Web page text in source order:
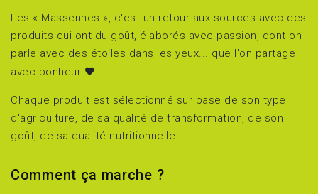
Les « Massennes », c'est un retour aux sources avec des
produits qui ont du goût, élaborés avec passion, dont on
parle avec des étoiles dans les yeux... que l'on partage
avec bonheur
Chaque produit est sélectionné sur base de son type
d'agriculture, de sa qualité de transformation, de son
goût, de sa qualité nutritionnelle.
Comment ça marche ?